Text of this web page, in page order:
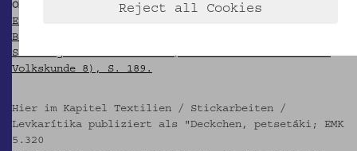
OBJEKT WIRD ZITIERT IN
Ethnographisches Museum Schloß Kittsee (Hg.): Das
Blatt im Meer. Zypern in österreichischen
Sammlungen. Kittsee 1997 (= Kittseer Schriften zur
Volkskunde 8), S. 189.
Hier im Kapitel Textilien / Stickarbeiten /
Levkarítika publiziert als "Deckchen, petsetáki; EMK
5.320
Reject all Cookies